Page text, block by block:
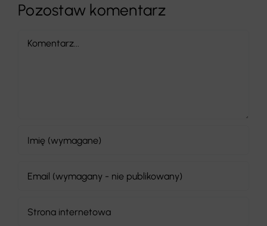
Pozostaw komentarz
Comment